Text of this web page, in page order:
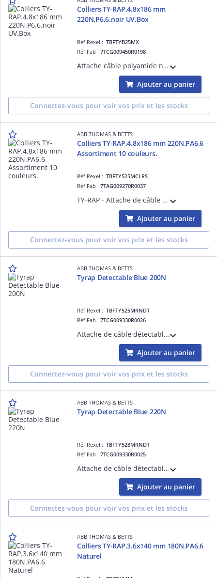
Colliers TY-RAP.4.8x186 mm
220N.P6.6.noir UV.Box
Réf Rexel :TBFTYB25MX
Réf Fab :7TCG009450R0198
Attache câble polyamide noir, résiste UV/intempéries (105°C), 186 mm x 4,8 mm traction 222 N, idéale intérieur/extérieur. Emballage pratique en boîte d'établi pour une gestion efficace des câbles dans divers environnements.
Ajouter au panier
Connectez-vous pour voir vos prix et les stocks
ABB THOMAS & BETTS
Colliers TY-RAP.4.8x186 mm 220N.PA6.6
Assortiment 10 couleurs.
Réf Rexel :TBFTY525MCLRS
Réf Fab :7TAG009270R0037
TY-RAP - Attache de câble polyamide naturel- TY-RAP largeur 4,7mm longueur 186 mm épaisseur 1,1 mm 222N - Nylon 6.6 - température 85°
Ajouter au panier
Connectez-vous pour voir vos prix et les stocks
ABB THOMAS & BETTS
Tyrap Detectable Blue 200N
Réf Rexel :TBFTY525MRNDT
Réf Fab :7TCG009330R0026
Attache de câble détectable en nylon 6.6 bleu vif-pour intérieur/extérieur (UV)-longueur 186mm-largeur 4,6mm-épaisseur 1,1mm-Résiste à 85°C-Idéale pour la gestion intérieure et extérieure des câbles-avec une résistance à la traction de 222N
Ajouter au panier
Connectez-vous pour voir vos prix et les stocks
ABB THOMAS & BETTS
Tyrap Detectable Blue 220N
Réf Rexel :TBFTY528MRNDT
Réf Fab :7TCG009330R0025
Attache de câble détectable en nylon 6.6 bleu vif-pour intérieur/extérieur (UV)-longueur 361mm-largeur 4,8mm-épaisseur 1,3mm-Résiste à 85°C-Idéale pour la gestion intérieure et extérieure des câbles-avec une résistance traction de 220N
Ajouter au panier
Connectez-vous pour voir vos prix et les stocks
ABB THOMAS & BETTS
Colliers TY-RAP.3.6x140 mm 180N.PA6.6
Naturel